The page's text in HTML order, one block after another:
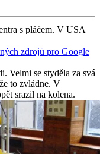
s pláčem. V USA
zdrojů pro Google
Velmi se styděla za svá
to zvládne. V
srazil na kolena.